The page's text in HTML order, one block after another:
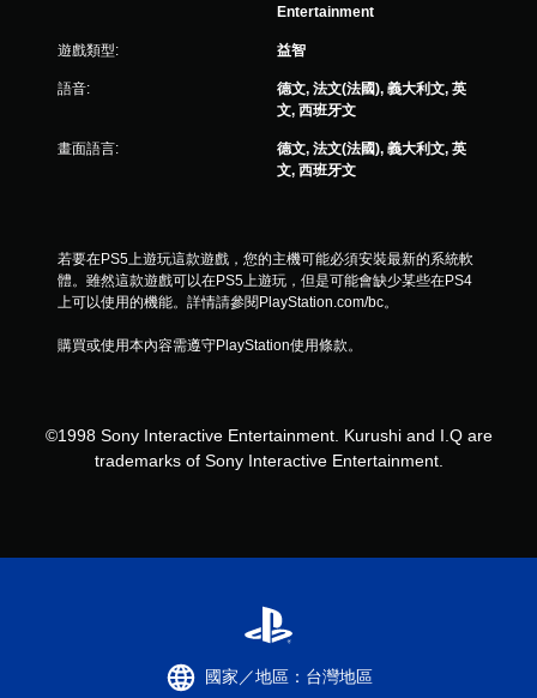
Entertainment
遊戲類型: 益智
語音:
德文, 法文(法國), 義大利文, 英
文, 西班牙文
畫面語言:
德文, 法文(法國), 義大利文, 英
文, 西班牙文
若要在PS5上遊玩這款遊戲，您的主機可能必須安裝最新的系統軟
體。雖然這款遊戲可以在PS5上遊玩，但是可能會缺少某些在PS4
上可以使用的機能。詳情請參閱PlayStation.com/bc。
購買或使用本內容需遵守PlayStation使用條款。
©1998 Sony Interactive Entertainment. Kurushi and I.Q are
trademarks of Sony Interactive Entertainment.
國家／地區：台灣地區